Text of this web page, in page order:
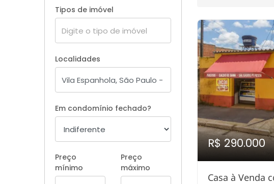
Tipos de imóvel
Localidades
Em condomínio fechado?
Preço
mínimo
Preço
máximo
R$ 290.000
Casa à Venda